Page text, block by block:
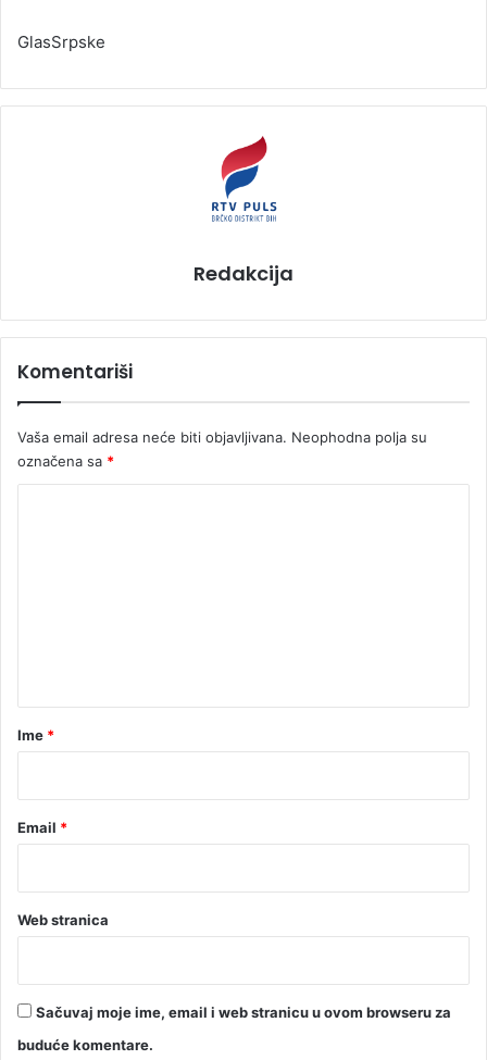
GlasSrpske
Redakcija
Komentariši
Vaša email adresa neće biti objavljivana. Neophodna polja su
označena sa *
rIme *
Email *
Web stranica
Sačuvaj moje ime, email i web stranicu u ovom browseru za
buduće komentare.